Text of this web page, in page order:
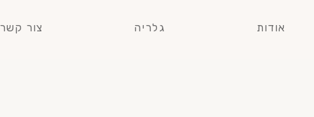
אודות גלריה צור קשר